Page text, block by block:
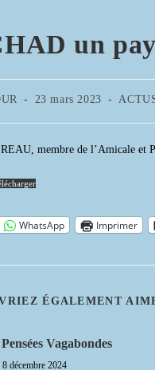
un
Publication
23 mars 2023
Post
membre de l’Amicale et
WhatsApp Imprimer
ÉGALEMENT
Vagabondes
8 décembre 2024